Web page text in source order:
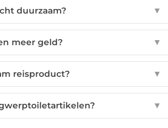
duurzaam? ▼
meer geld? ▼
reisproduct? ▼
▼